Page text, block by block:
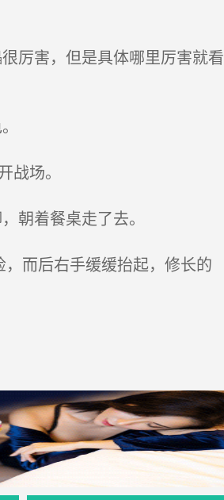
厉害，但是具体哪里厉害就看
场。
朝着餐桌走了去。
而后右手缓缓抬起，修长的